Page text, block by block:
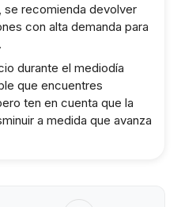
se recomienda devolver
con alta demanda para
durante el mediodía
que encuentres
ten en cuenta que la
a medida que avanza